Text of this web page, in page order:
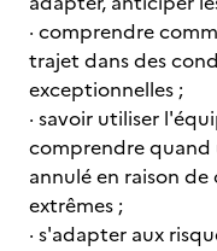
· comprendre
trajet dans des
exceptionnelles ;
· savoir utiliser
comprendre
annulé en raison
extrêmes ;
· s'adapter aux